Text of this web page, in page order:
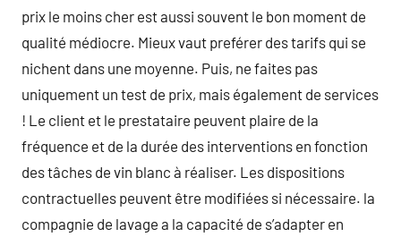
prix le moins cher est aussi souvent le bon moment de
qualité médiocre. Mieux vaut preférer des tarifs qui se
nichent dans une moyenne. Puis, ne faites pas
uniquement un test de prix, mais également de services
! Le client et le prestataire peuvent plaire de la
fréquence et de la durée des interventions en fonction
des tâches de vin blanc à réaliser. Les dispositions
contractuelles peuvent être modifiées si nécessaire. la
compagnie de lavage a la capacité de s’adapter en